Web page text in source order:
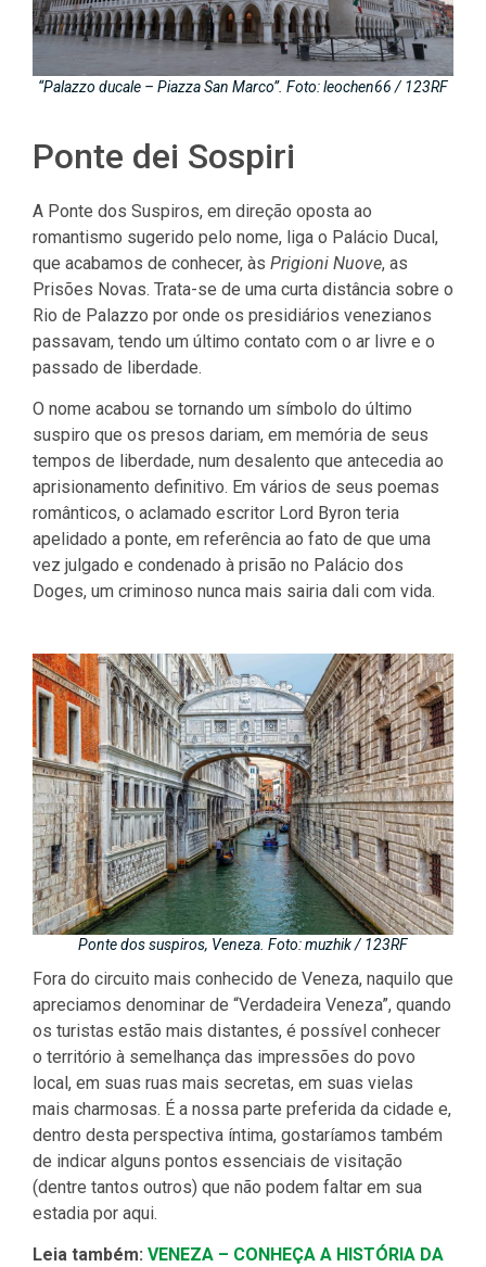
“Palazzo ducale – Piazza San Marco”. Foto: leochen66 / 123RF
Ponte dei Sospiri
A Ponte dos Suspiros, em direção oposta ao
romantismo sugerido pelo nome, liga o Palácio Ducal,
que acabamos de conhecer, às Prigioni Nuove, as
Prisões Novas. Trata-se de uma curta distância sobre o
Rio de Palazzo por onde os presidiários venezianos
passavam, tendo um último contato com o ar livre e o
passado de liberdade.
O nome acabou se tornando um símbolo do último
suspiro que os presos dariam, em memória de seus
tempos de liberdade, num desalento que antecedia ao
aprisionamento definitivo. Em vários de seus poemas
românticos, o aclamado escritor Lord Byron teria
apelidado a ponte, em referência ao fato de que uma
vez julgado e condenado à prisão no Palácio dos
Doges, um criminoso nunca mais sairia dali com vida.
Ponte dos suspiros, Veneza. Foto: muzhik / 123RF
Fora do circuito mais conhecido de Veneza, naquilo que
apreciamos denominar de “Verdadeira Veneza”, quando
os turistas estão mais distantes, é possível conhecer
o território à semelhança das impressões do povo
local, em suas ruas mais secretas, em suas vielas
mais charmosas. É a nossa parte preferida da cidade e,
dentro desta perspectiva íntima, gostaríamos também
de indicar alguns pontos essenciais de visitação
(dentre tantos outros) que não podem faltar em sua
estadia por aqui.
Leia também: VENEZA – CONHEÇA A HISTÓRIA DA